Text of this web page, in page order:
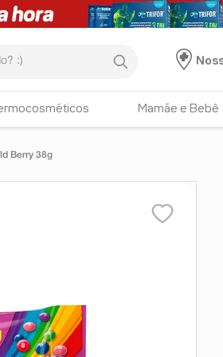
Mamãe e Bebê
Berry 38g